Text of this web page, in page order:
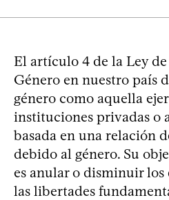
El artículo 4 de la Ley
Género en nuestro país
género como aquella
instituciones privadas o
basada en una relación
debido al género. Su
es anular o disminuir los
las libertades